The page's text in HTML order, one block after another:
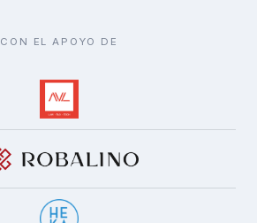
CON EL APOYO DE